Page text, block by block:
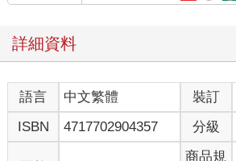
詳細資料
語言 中文繁體 裝訂
ISBN
4717702904357 分級
商品規